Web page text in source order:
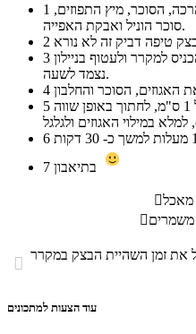
1
סוכר הוניל ואבקת האפייה.
2
3
נצמד לשעה.
4
5
6
7
מאכל
משמרים

עוד הצעות למתכונים